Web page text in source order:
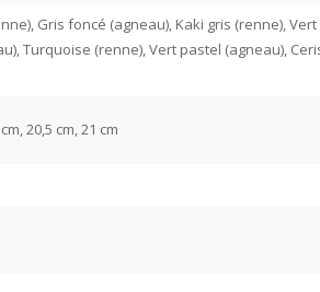
Gris foncé (agneau), Kaki gris (renne),
Turquoise (renne), Vert pastel (agneau),
20,5 cm, 21 cm